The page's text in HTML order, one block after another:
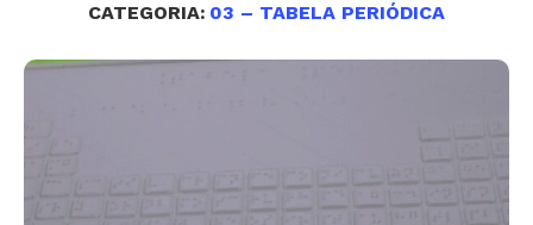
CATEGORIA: 03 – TABELA PERIÓDICA